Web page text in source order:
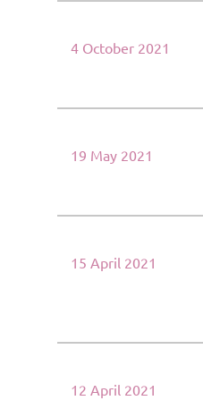
4 October 2021
19 May 2021
15 April 2021
12 April 2021